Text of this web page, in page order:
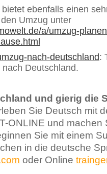
ebenfalls einen
Umzug unter
a/umzug-
nach-deutschland:
Deutschland.
und gierig die
Sie Deutsch mit
ONLINE und machen
Sie mit einem
in die deutsche
oder Online